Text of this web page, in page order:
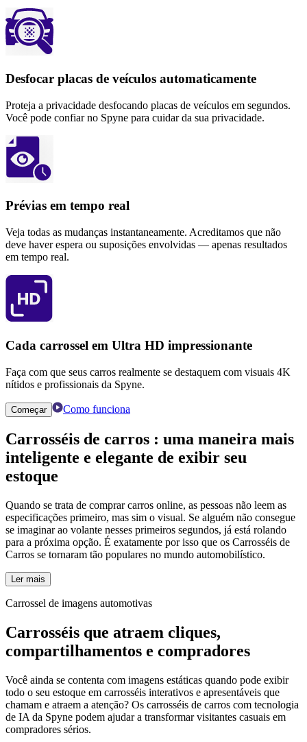
Desfocar placas de veículos automaticamente
Proteja a privacidade desfocando placas de veículos em segundos.
Você pode confiar no Spyne para cuidar da sua privacidade.
Prévias em tempo real
Veja todas as mudanças instantaneamente. Acreditamos que não
deve haver espera ou suposições envolvidas — apenas resultados
em tempo real.
Cada carrossel em Ultra HD impressionante
Faça com que seus carros realmente se destaquem com visuais 4K
nítidos e profissionais da Spyne.
Começar Como funciona
Carrosséis de carros : uma maneira mais
inteligente e elegante de exibir seu
estoque
Quando se trata de comprar carros online, as pessoas não leem as
especificações primeiro, mas sim o visual. Se alguém não consegue
se imaginar ao volante nesses primeiros segundos, já está rolando
para a próxima opção. É exatamente por isso que os Carrosséis de
Carros se tornaram tão populares no mundo automobilístico.
Ler mais
Carrossel de imagens automotivas
Carrosséis que atraem cliques,
compartilhamentos e compradores
Você ainda se contenta com imagens estáticas quando pode exibir
todo o seu estoque em carrosséis interativos e apresentáveis ​​que
chamam e atraem a atenção? Os carrosséis de carros com tecnologia
de IA da Spyne podem ajudar a transformar visitantes casuais em
compradores sérios.